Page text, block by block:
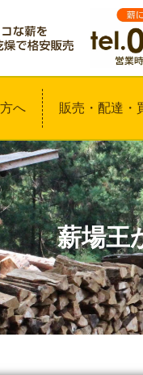
へ 販売・配達・
薪場王